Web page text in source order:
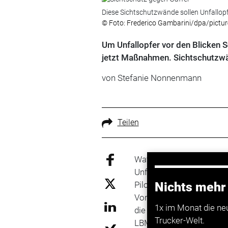
Diese Sichtschutzwände sollen
© Foto: Frederico Gambarini/dpa/
Um Unfallopfer vor den Blicken
jetzt Maßnahmen.
von Stefanie Nonnenmann
Teilen
Nichts
1x im Monat die
Trucker-Welt.
Wattenheim/
Unfällen startet der
Pilotprojekt auf
Voraussichtlich ab Mitte
die
LBM-Sprecherin am